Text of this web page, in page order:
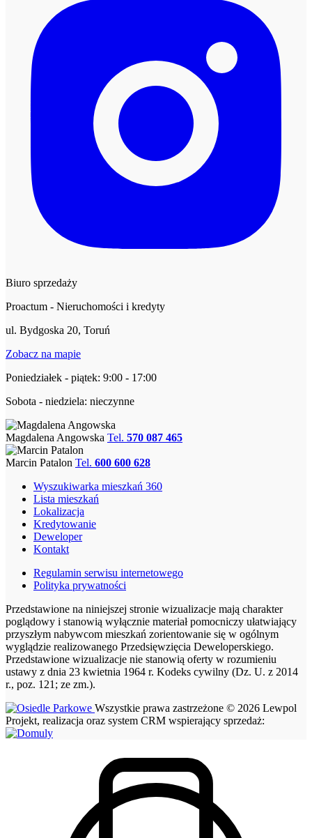
Biuro sprzedaży
Proactum - Nieruchomości i kredyty
ul. Bydgoska 20, Toruń
Zobacz na mapie
Poniedziałek - piątek: 9:00 - 17:00
Sobota - niedziela: nieczynne
Magdalena Angowska Tel. 570 087 465
Marcin Patalon Tel. 600 600 628
Wyszukiwarka mieszkań 360
Lista mieszkań
Lokalizacja
Kredytowanie
Deweloper
Kontakt
Regulamin serwisu internetowego
Polityka prywatności
Przedstawione na niniejszej stronie wizualizacje mają charakter
poglądowy i stanowią wyłącznie materiał pomocniczy ułatwiający
przyszłym nabywcom mieszkań zorientowanie się w ogólnym
wyglądzie realizowanego Przedsięwzięcia Deweloperskiego.
Przedstawione wizualizacje nie stanowią oferty w rozumieniu
ustawy z dnia 23 kwietnia 1964 r. Kodeks cywilny (Dz. U. z 2014
r., poz. 121; ze zm.).
Wszystkie prawa zastrzeżone © 2026 Lewpol
Projekt, realizacja oraz system CRM wspierający sprzedaż: